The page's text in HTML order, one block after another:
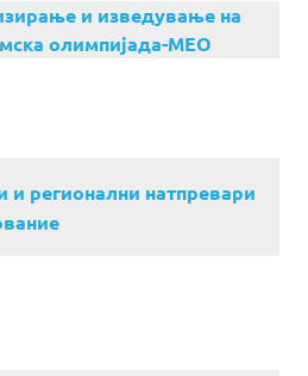
и изведување на
олимпијада-МЕО
и регионални натпревари